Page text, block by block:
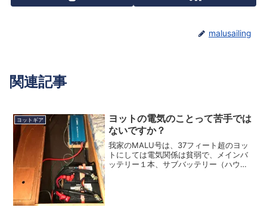
malusailing
関連記事
ヨットギア
ヨットの電気のことって苦手では
ないですか？
我家のMALU号は、37フィート超のヨッ
トにしては電気関係は貧弱で、メインバ
ッテリー１本、サブバッテリー（ハウス